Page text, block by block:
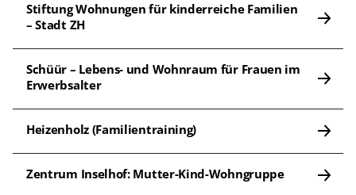
Stiftung Wohnungen für kinderreiche Familien
– Stadt ZH
Schüür – Lebens- und Wohnraum für Frauen im
Erwerbsalter
Heizenholz (Familientraining)
Zentrum Inselhof: Mutter-Kind-Wohngruppe